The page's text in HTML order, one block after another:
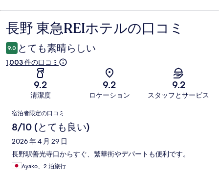
口
コ
ミ
長野 東急REIホテルの口コミ
9.0 とても素晴らしい
1,003 件の口コミ
9.2
清潔度
9.2
ロケーション
9.2
スタッフとサービス
口
コ
ミ
宿泊者限定の口コミ
8/10 (とても良い)
2026 年 4 月 29 日
長野駅善光寺口からすぐ、繁華街やデパートも便利です。
Ayako、2 泊旅行